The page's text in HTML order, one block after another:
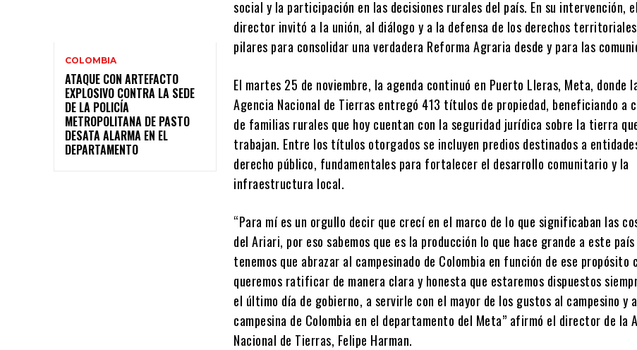
COLOMBIA
ATAQUE CON ARTEFACTO
EXPLOSIVO CONTRA LA SEDE
DE LA POLICÍA
METROPOLITANA DE PASTO
DESATA ALARMA EN EL
DEPARTAMENTO
social y la participación en las decisiones rurales del país. En su intervención, el
director invitó a la unión, al diálogo y a la defensa de los derechos
pilares para consolidar una verdadera Reforma Agraria desde y para las
El martes 25 de noviembre, la agenda continuó en Puerto Lleras, Meta, donde
Agencia Nacional de Tierras entregó 413 títulos de propiedad, beneficiando a
de familias rurales que hoy cuentan con la seguridad jurídica sobre la tierra
trabajan. Entre los títulos otorgados se incluyen predios destinados a
derecho público, fundamentales para fortalecer el desarrollo comunitario y la
infraestructura local.
“Para mí es un orgullo decir que crecí en el marco de lo que significaban las
del Ariari, por eso sabemos que es la producción lo que hace grande a este
tenemos que abrazar al campesinado de Colombia en función de ese propósito
queremos ratificar de manera clara y honesta que estaremos dispuestos
el último día de gobierno, a servirle con el mayor de los gustos al campesino y
campesina de Colombia en el departamento del Meta” afirmó el director de la
Nacional de Tierras, Felipe Harman.